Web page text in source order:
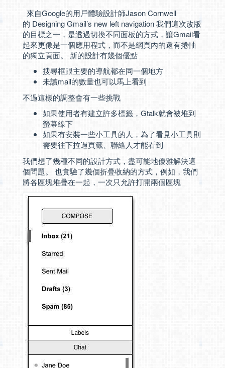
來自Google的用戶體驗設計師Jason Cornwell
的 Designing Gmail’s new left navigation我們這次改版
的目標之一，是透過切換不同面板的方式，讓Gmail看
起來更像是一個應用程式，而不是網頁內的還有捲軸
的獨立頁面。 新的設計有幾個優點
搜尋框跟主要的導航都在同一個地方
未讀mail的數量也可以馬上看到
不過這樣的調整會有一些挑戰
如果使用者有建立許多標籤，Gtalk就會被堆到
螢幕線下
如果有安裝一些小工具的人，為了看見小工具則
需要往下拉過頁籤、聯絡人才能看到
我們想了幾種不同的設計方式，盡可能地優雅解決這
個問題。 也實驗了幾個折疊收納的方式，例如，我們
將各區塊堆疊在一起，一次只允許打開兩個區塊